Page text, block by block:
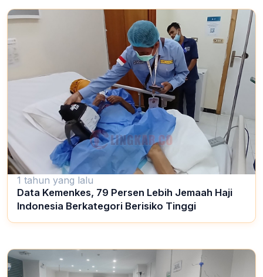
1 tahun yang lalu
Data Kemenkes, 79 Persen Lebih Jemaah Haji
Indonesia Berkategori Berisiko Tinggi